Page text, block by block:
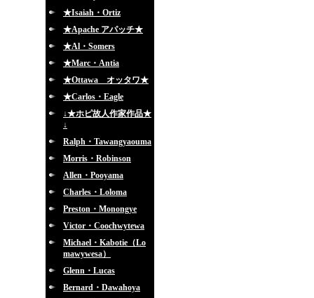
★Isaiah・Ortiz
★Apache アパッチ★
★Al・Somers
★Marc・Antia
★Ottawa オッタワ★
★Carlos・Eagle
↓★ホピ故人作家作品★
↓
Ralph・Tawangyaouma
Morris・Robinson
Allen・Pooyama
Charles・Loloma
Preston・Monongye
Victor・Coochwytewa
Michael・Kabotie（Lo
mawywesa）
Glenn・Lucas
Bernard・Dawahoya